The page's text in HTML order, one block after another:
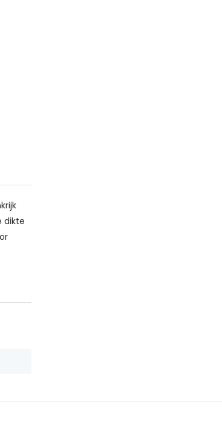
dikte